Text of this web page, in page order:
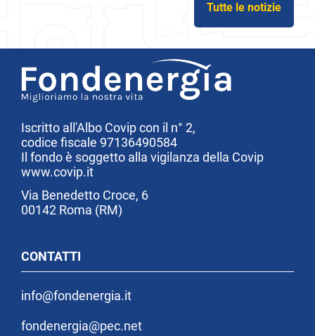
Tutte le notizie
Iscritto all'Albo Covip con il n° 2,
codice fiscale 97136490584
Il fondo è soggetto alla vigilanza della Covip
www.covip.it
Via Benedetto Croce, 6
00142 Roma (RM)
CONTATTI
info@fondenergia.it
fondenergia@pec.net